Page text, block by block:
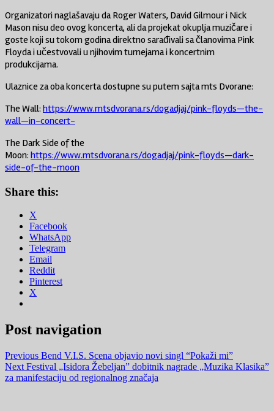
Organizatori naglašavaju da Roger Waters, David Gilmour i Nick
Mason nisu deo ovog koncerta, ali da projekat okuplja muzičare i
goste koji su tokom godina direktno sarađivali sa članovima Pink
Floyda i učestvovali u njihovim turnejama i koncertnim
produkcijama.
Ulaznice za oba koncerta dostupne su putem sajta mts Dvorane:
The Wall: https://www.mtsdvorana.rs/dogadjaj/pink-floyds—the-
wall—in-concert-
The Dark Side of the
Moon: https://www.mtsdvorana.rs/dogadjaj/pink-floyds—dark-
side-of-the-moon
Share this:
X
Facebook
WhatsApp
Telegram
Email
Reddit
Pinterest
X
Post navigation
Previous Bend V.I.S. Scena objavio novi singl “Pokaži mi”
Next Festival „Isidora Žebeljan” dobitnik nagrade „Muzika Klasika”
za manifestaciju od regionalnog značaja